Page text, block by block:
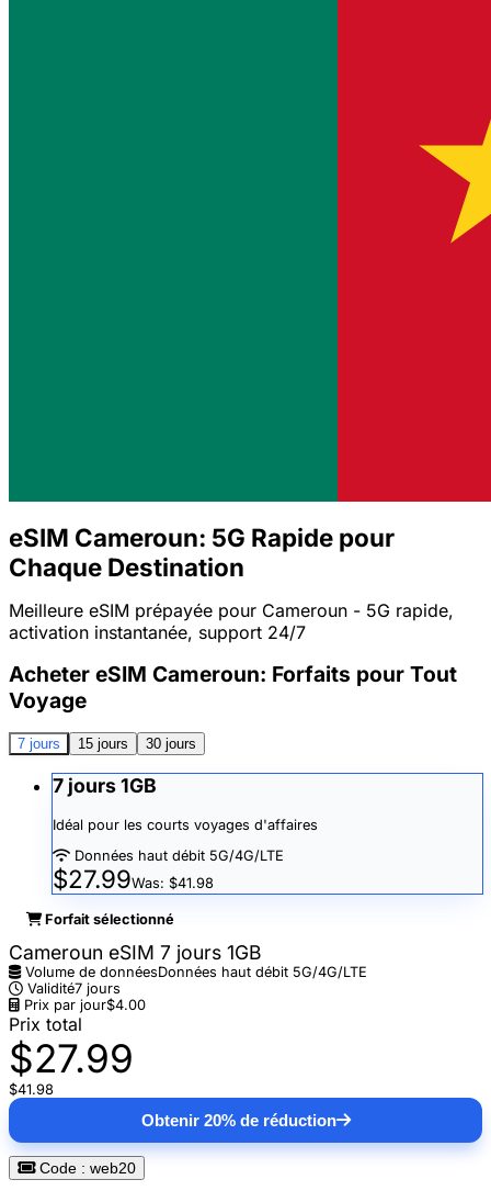
eSIM Cameroun: 5G Rapide pour
Chaque Destination
Meilleure eSIM prépayée pour Cameroun - 5G rapide,
activation instantanée, support 24/7
Acheter eSIM Cameroun: Forfaits pour Tout
Voyage
7 jours 15 jours 30 jours
7 jours 1GB
Idéal pour les courts voyages d'affaires
Données haut débit 5G/4G/LTE
$27.99Was: $41.98
Forfait sélectionné
Cameroun eSIM 7 jours 1GB
Volume de donnéesDonnées haut débit 5G/4G/LTE
Validité7 jours
Prix par jour$4.00
Prix total
$27.99
$41.98
Obtenir 20% de réduction
Code : web20